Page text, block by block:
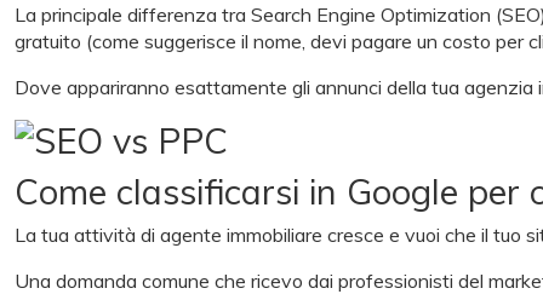
La principale differenza tra Search Engine Optimization
gratuito (come suggerisce il nome, devi pagare un costo per
Dove appariranno esattamente gli annunci della tua
Come classificarsi in Google per
La tua attività di agente immobiliare cresce e vuoi che il tuo
Una domanda comune che ricevo dai professionisti del